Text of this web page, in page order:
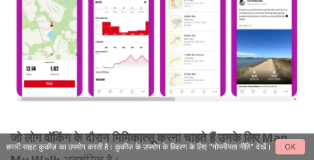
जो लोग वॉकिंग के दौरान मिमिकात्सू करना चाहते हैं उनके लिए Map
हमारी साइट कुकीज़ का उपयोग करती है। कुकीज़ के उपयोग के विवरण के लिए "गोपनीयता नीति" देखें। OK